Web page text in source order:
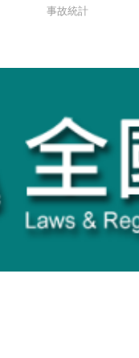
事故統計